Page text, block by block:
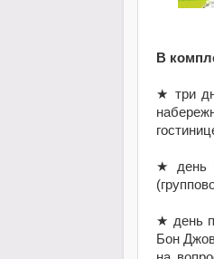
В
★ три
★
день
★ день
Бон